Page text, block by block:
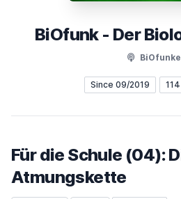
BiOfunk - Der
Since 09/2019
Für die Schule (04):
Atmungskette